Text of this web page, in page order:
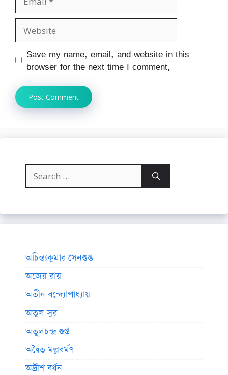
Website
Save my name, email, and website in this
browser for the next time I comment.
Search
for:
অচিন্ত্যকুমার সেনগুপ্ত
অজেয় রায়
অতীন বন্দ্যোপাধ্যায়
অতুল সুর
অতুলচন্দ্র গুপ্ত
অদ্বৈত মল্লবর্মণ
অদ্রীশ বর্ধন